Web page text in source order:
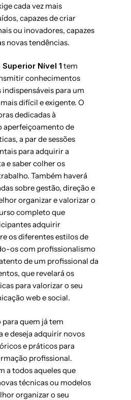
cada vez mais
capazes de criar
ou inovadores, capazes
novas tendências.
Superior Nível 1 tem
conhecimentos
para um
difícil e exigente. O
dedicadas à
aperfeiçoamento de
a par de sessões
para adquirir a
e saber colher os
Também haverá
sobre gestão, direção e
organizar e valorizar o
completo que
adquirir
os diferentes estilos de
os com profissionalismo
de um profissional da
que revelará os
para valorizar o seu
web e social.
quem já tem
e deseja adquirir novos
e práticos para
profissional.
a todos aqueles que
técnicas ou modelos
organizar o seu